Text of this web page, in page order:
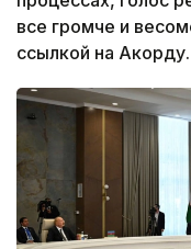
все громче и
ссылкой на Акорду.